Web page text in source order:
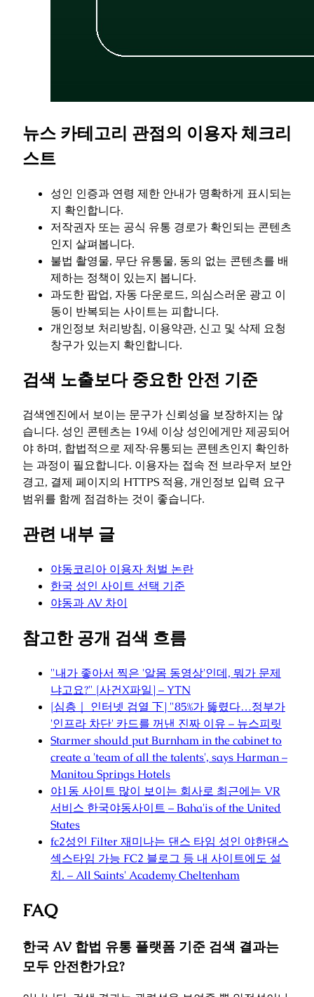
뉴스 카테고리 관점의 이용자 체크리
스트
성인 인증과 연령 제한 안내가 명확하게 표시되는
지 확인합니다.
저작권자 또는 공식 유통 경로가 확인되는 콘텐츠
인지 살펴봅니다.
불법 촬영물, 무단 유통물, 동의 없는 콘텐츠를 배
제하는 정책이 있는지 봅니다.
과도한 팝업, 자동 다운로드, 의심스러운 광고 이
동이 반복되는 사이트는 피합니다.
개인정보 처리방침, 이용약관, 신고 및 삭제 요청
창구가 있는지 확인합니다.
검색 노출보다 중요한 안전 기준
검색엔진에서 보이는 문구가 신뢰성을 보장하지는 않
습니다. 성인 콘텐츠는 19세 이상 성인에게만 제공되어
야 하며, 합법적으로 제작·유통되는 콘텐츠인지 확인하
는 과정이 필요합니다. 이용자는 접속 전 브라우저 보안
경고, 결제 페이지의 HTTPS 적용, 개인정보 입력 요구
범위를 함께 점검하는 것이 좋습니다.
관련 내부 글
야동코리아 이용자 처벌 논란
한국 성인 사이트 선택 기준
야동과 AV 차이
참고한 공개 검색 흐름
"내가 좋아서 찍은 '알몸 동영상'인데, 뭐가 문제
냐고요?" [사건X파일] – YTN
[심층｜ 인터넷 검열 下] "85%가 뚫렸다…정부가
'인프라 차단' 카드를 꺼낸 진짜 이유 – 뉴스피릿
Starmer should put Burnham in the cabinet to
create a 'team of all the talents', says Harman –
Manitou Springs Hotels
야1동 사이트 많이 보이는 회사로 최근에는 VR
서비스 한국야동사이트 – Baha'is of the United
States
fc2성인 Filter 재미나는 댄스 타임 성인 야한댄스
섹스타임 가능 FC2 블로그 등 내 사이트에도 설
치. – All Saints' Academy Cheltenham
FAQ
한국 AV 합법 유통 플랫폼 기준 검색 결과는
모두 안전한가요?